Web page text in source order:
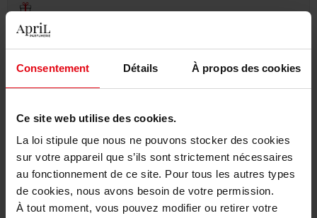
Consentement Détails À propos des cookies
Ce site web utilise des cookies.
La loi stipule que nous ne pouvons stocker des cookies
sur votre appareil que s’ils sont strictement nécessaires
au fonctionnement de ce site. Pour tous les autres types
de cookies, nous avons besoin de votre permission.
À tout moment, vous pouvez modifier ou retirer votre
Gebruiksadvies
Karakteristieken